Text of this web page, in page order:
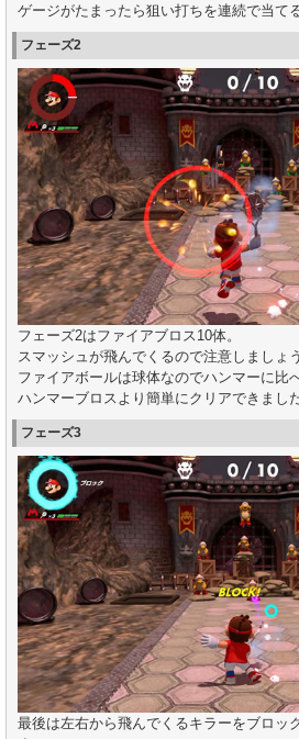
ゲージがたまったら狙い打ちを連続で当て
フェーズ2
フェーズ2はファイアブロス10体。
スマッシュが飛んでくるので注意しましょう
ファイアボールは球体なのでハンマーに比
ハンマーブロスより簡単にクリアできました
フェーズ3
最後は左右から飛んでくるキラーをブロッ